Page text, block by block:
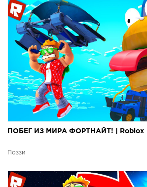
ПОБЕГ ИЗ МИРА ФОРТНАЙТ! | Roblox
Поззи